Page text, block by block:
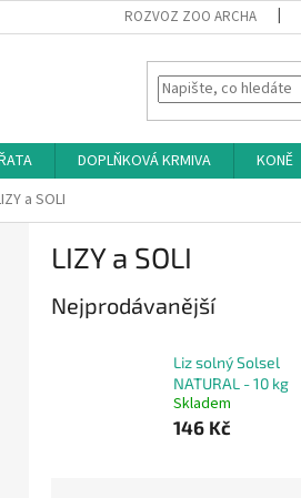
ROZVOZ ZOO ARCHA
DOPLŇKOVÁ KRMIVA KONĚ
a SOLI
LIZY a SOLI
Nejprodávanější
Liz solný Solsel
NATURAL - 10 kg
Skladem
146 Kč